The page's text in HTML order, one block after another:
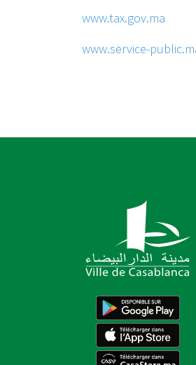
www.tax.gov.ma
www.service-